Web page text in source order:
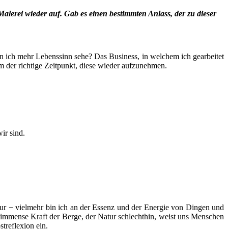
wie­der auf. Gab es einen bestimm­ten Anlass, der zu die­ser
mehr Lebens­sinn sehe? Das Busi­ness, in wel­chem ich gear­bei­tet
der rich­ti­ge Zeit­punkt, die­se wie­der aufzunehmen.
sind.
− viel­mehr bin ich an der Essenz und der Ener­gie von Din­gen und
Kraft der Ber­ge, der Natur schlecht­hin, weist uns Men­schen
ein.